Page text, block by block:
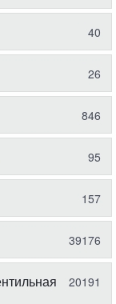
40
26
846
95
157
39176
20191